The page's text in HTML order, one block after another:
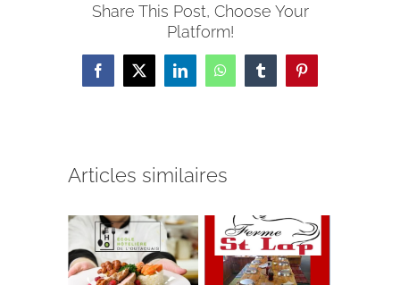
Share This Post, Choose Your
Platform!
Facebook
X LinkedInWhatsAppTumblrPinterest
Articles similaires